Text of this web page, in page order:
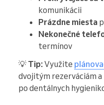
komunikácii
Prázdne miesta
Nekonečné
termínov
💡 Tip:Využite
dvojitým rezerváciám a
po dentálnych